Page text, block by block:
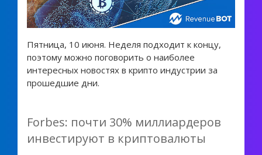
Пятница, 10 июня. Неделя подходит к концу,
поэтому можно поговорить о наиболее
интересных новостях в крипто индустрии за
прошедшие дни.
Forbes: почти 30% миллиардеров
инвестируют в криптовалюты